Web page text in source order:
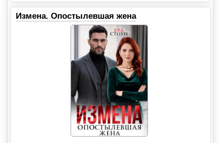
Измена. Опостылевшая жена